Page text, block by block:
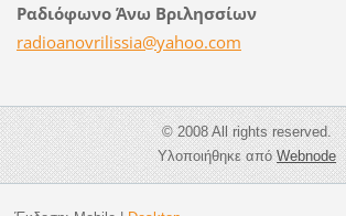
Ραδιόφωνο Άνω Βριλησσίων
radioanovrilissia@yahoo.com
© 2008 All rights reserved.
Υλοποιήθηκε απόWebnode